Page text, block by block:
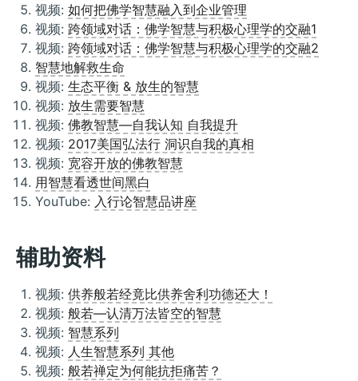
视频: 如何把佛学智慧融入到企业管理
视频: 跨领域对话：佛学智慧与积极心理学的交融1
视频: 跨领域对话：佛学智慧与积极心理学的交融2
智慧地解救生命
视频: 生态平衡 & 放生的智慧
视频: 放生需要智慧
视频: 佛教智慧—自我认知 自我提升
视频: 2017美国弘法行 洞识自我的真相
视频: 宽容开放的佛教智慧
用智慧看透世间黑白
YouTube: 入行论智慧品讲座
辅助资料
视频: 供养般若经竟比供养舍利功德还大！
视频: 般若—认清万法皆空的智慧
视频: 智慧系列
视频: 人生智慧系列 其他
视频: 般若禅定为何能抗拒痛苦？